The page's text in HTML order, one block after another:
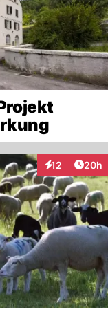
12
Interaktionen
20h